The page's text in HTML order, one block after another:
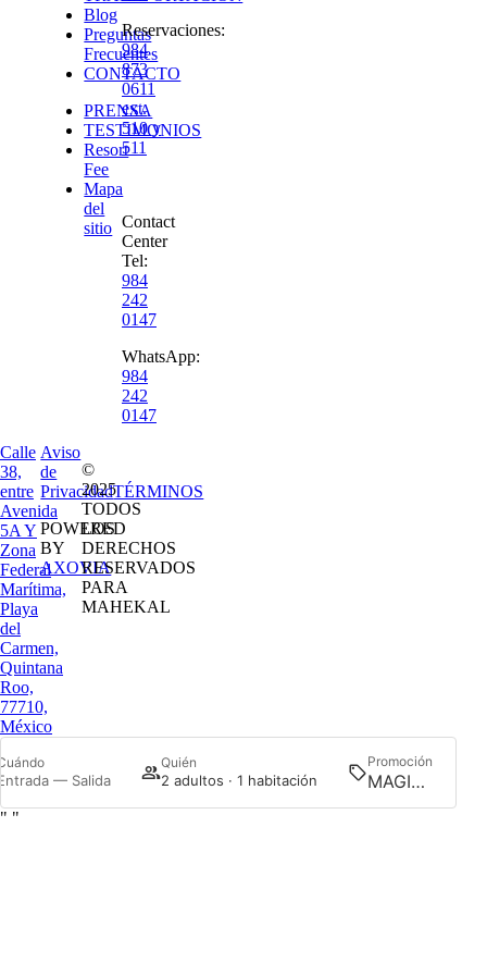
Blog
Preguntas
Frecuentes
CONTACTO
PRENSA
TESTIMONIOS
Resort
Fee
Mapa
del
sitio
Reservaciones:
984
873
0611
ext.
510 y
511
Contact
Center
Tel:
984
242
0147
WhatsApp:
984
242
0147
Calle
38,
entre
Avenida
5A Y
Zona
Federal
Marítima,
Playa
del
Carmen,
Quintana
Roo,
77710,
México
Aviso
de
PrivacidadTÉRMINOS
POWERED
BY
AXOVIA
©
2025
TODOS
LOS
DERECHOS
RESERVADOS
PARA
MAHEKAL
— Salida
Quién
2 adultos · 1 habitación
Promoción
" "